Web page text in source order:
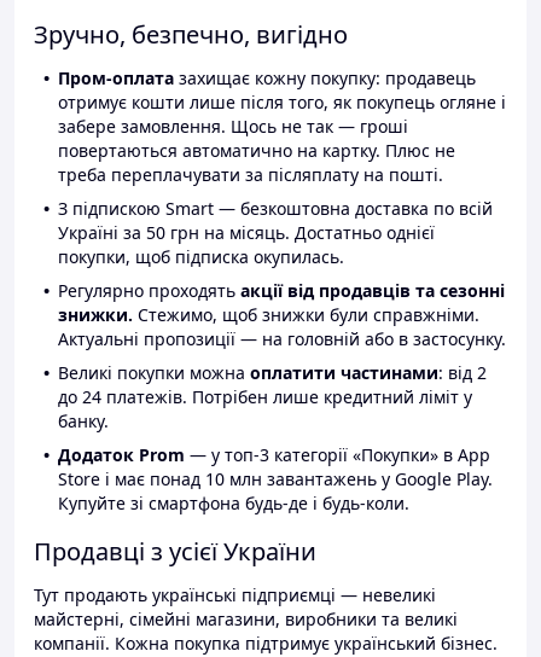
Зручно, безпечно, вигідно
Пром-оплата захищає кожну покупку: продавець
отримує кошти лише після того, як покупець огляне і
забере замовлення. Щось не так — гроші
повертаються автоматично на картку. Плюс не
треба переплачувати за післяплату на пошті.
З підпискою Smart — безкоштовна доставка по всій
Україні за 50 грн на місяць. Достатньо однієї
покупки, щоб підписка окупилась.
Регулярно проходять акції від продавців та сезонні
знижки. Стежимо, щоб знижки були справжніми.
Актуальні пропозиції — на головній або в застосунку.
Великі покупки можна оплатити частинами: від 2
до 24 платежів. Потрібен лише кредитний ліміт у
банку.
Додаток Prom — у топ-3 категорії «Покупки» в App
Store і має понад 10 млн завантажень у Google Play.
Купуйте зі смартфона будь-де і будь-коли.
Продавці з усієї України
Тут продають українські підприємці — невеликі
майстерні, сімейні магазини, виробники та великі
компанії. Кожна покупка підтримує український бізнес.